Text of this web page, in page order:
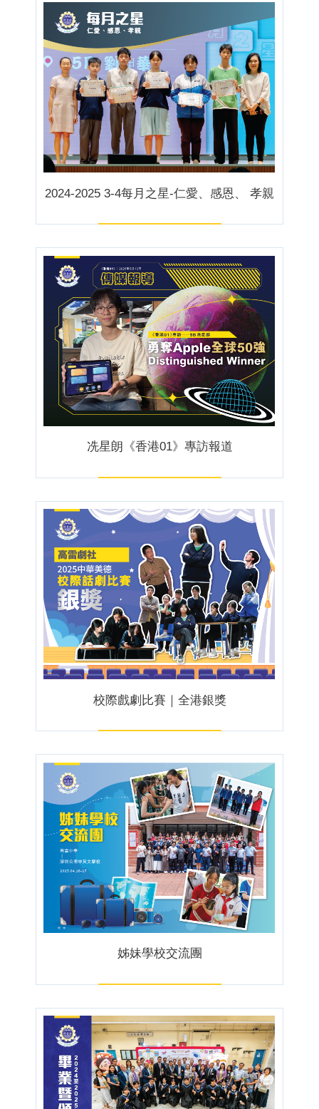
2024-2025 3-4每月之星-仁愛、感恩、 孝親
冼星朗《香港01》專訪報道
校際戲劇比賽｜全港銀獎
姊妹學校交流團